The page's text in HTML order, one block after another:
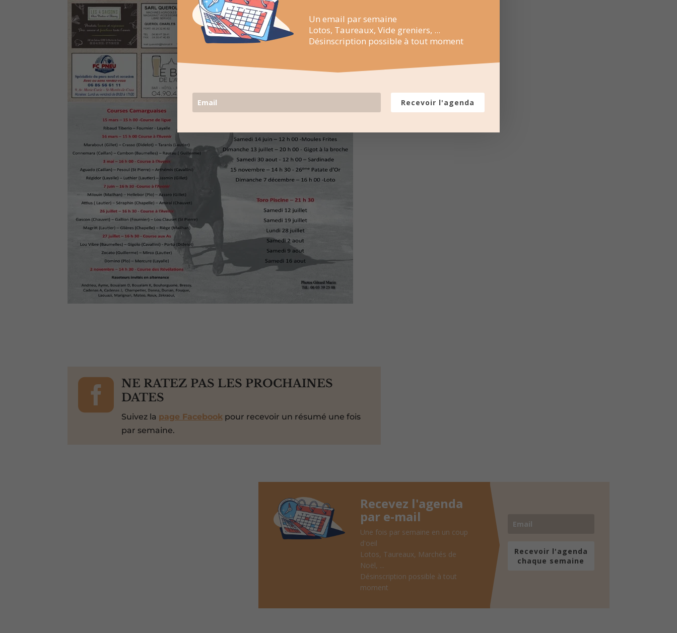

NE RATEZ PAS LES PROCHAINES
DATES
Suivez la page Facebookpour recevoir un résumé une fois
par semaine.
Recevez l'agenda
par e-mail
Une fois par semaine en un coup
d'oeil
Lotos, Taureaux, Marchés de
Noël, ...
Désinscription possible à tout
moment
Recevoir l'agenda
chaque semaine
Un email par semaine
Lotos, Taureaux, Vide greniers, ...
Désinscription possible à tout moment
Recevoir l'agenda